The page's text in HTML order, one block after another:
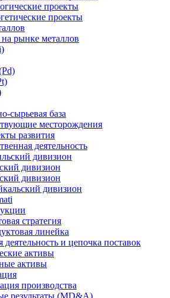
проекты
проекты
рынке металлов
сырьевая база
месторождения
развития
деятельность
дивизион
дивизион
дивизион
дивизион
стратегия
линейка
деятельность и цепочка поставок
активы
активы
производства
результаты (MD&A)